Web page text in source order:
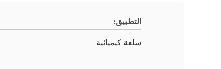
التطبيق:
سلعة كيميائية